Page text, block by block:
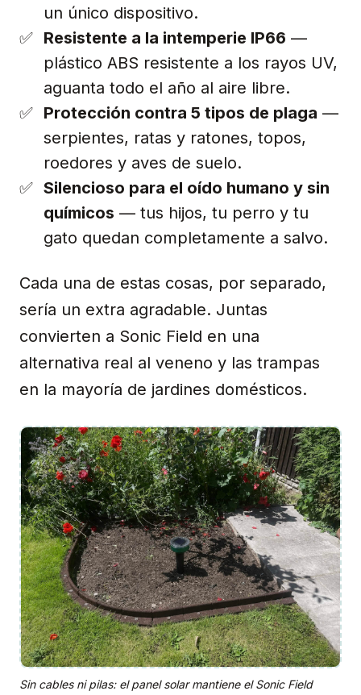
un único dispositivo.
Resistente a la intemperie IP66 —
plástico ABS resistente a los rayos UV,
aguanta todo el año al aire libre.
Protección contra 5 tipos de plaga —
serpientes, ratas y ratones, topos,
roedores y aves de suelo.
Silencioso para el oído humano y sin
químicos — tus hijos, tu perro y tu
gato quedan completamente a salvo.
Cada una de estas cosas, por separado,
sería un extra agradable. Juntas
convierten a Sonic Field en una
alternativa real al veneno y las trampas
en la mayoría de jardines domésticos.
Sin cables ni pilas: el panel solar mantiene el Sonic Field